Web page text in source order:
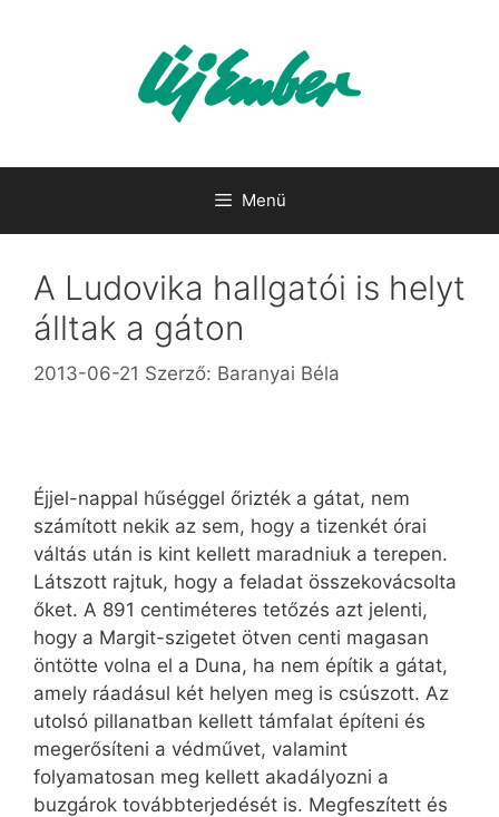
Menü
A Ludovika hallgatói is helyt
álltak a gáton
2013-06-21 Szerző: Baranyai Béla
Éjjel-nappal hűséggel őrizték a gátat, nem
számított nekik az sem, hogy a tizenkét órai
váltás után is kint kellett maradniuk a terepen.
Látszott rajtuk, hogy a feladat összekovácsolta
őket. A 891 centiméteres tetőzés azt jelenti,
hogy a Margit-szigetet ötven centi magasan
öntötte volna el a Duna, ha nem építik a gátat,
amely ráadásul két helyen meg is csúszott. Az
utolsó pillanatban kellett támfalat építeni és
megerősíteni a védművet, valamint
folyamatosan meg kellett akadályozni a
buzgárok továbbterjedését is. Megfeszített és